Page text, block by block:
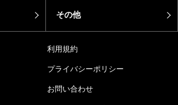
その他
利用規約
プライバシーポリシー
お問い合わせ